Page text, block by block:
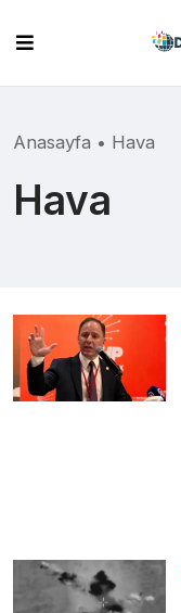
content
Anasayfa • Hava
Hava